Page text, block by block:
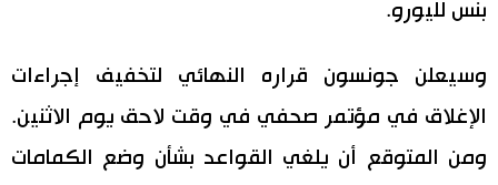
بنس لليورو.
وسيعلن جونسون قراره النهائي لتخفيف إجراءات
الإغلاق في مؤتمر صحفي في وقت لاحق يوم الاثنين.
ومن المتوقع أن يلغي القواعد بشأن وضع الكمامات